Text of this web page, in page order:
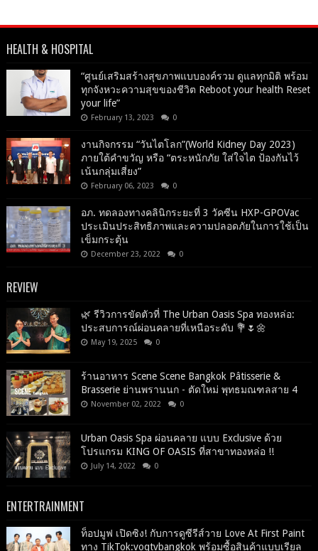
HEALTH & HOSPITAL
“ศูนย์เสริมสร้างสุขภาพแบบองค์รวม ดูแลทุกมิติ พร้อม
ทุกจังหวะความสุขของชีวิต Reboot your health Reset
your life”
February 13, 2023 0
งานกิจกรรม “วันไตโลก”(World Kidney Day 2023)
ภายใต้คำขวัญ หรือ “ตระหนักภัย ใส่ใจไต ป้องกันไว้
เน้นกลุ่มเสี่ยง”
February 06, 2023 0
อภ. ทดลองทางคลินิกระยะที่ 3 วัคซีน HXP-GPOVac
ประเมินประสิทธิภาพและความปลอดภัยในการใช้เป็น
เข็มกระตุ้น
December 23, 2022 0
REVIEW
🌿 รีวิวการขัดตัวที่ The Urban Oasis Spa ทองหล่อ:
ประสบการณ์ผ่อนคลายที่เหนือระดับ 💐🌷🌼
May 19, 2025 0
ร้านอาหาร Scene Scene Bangkok Pâtisserie &
Brasserie ย่านพรานนก - ตัดใหม่ พุทธมณฑลสาย 4
November 02, 2022 0
Urban Oasis Spa ผ่อนคลาย แบบ Exclusive ด้วย
โปรแกรม KING OF OASIS ที่สาขาทองหล่อ !!
July 14, 2022 0
ENTERTRAINMENT
ท็อปมูฟ เปิดซิง! กับการดูซีรีส์วาย Love At First Paint
ทาง TikTok:voqtvbangkok พร้อมซื้อสินค้าแบบเรียล